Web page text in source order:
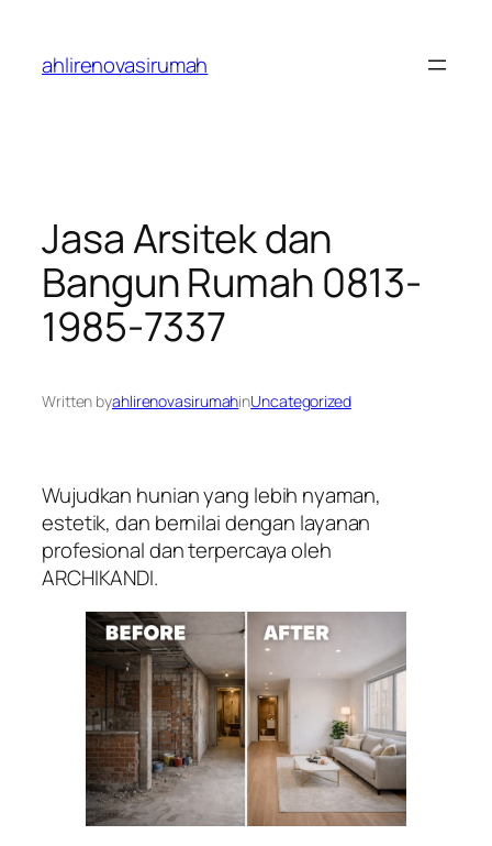
content
ahlirenovasirumah
Jasa Arsitek dan
Bangun Rumah 0813-
1985-7337
Written byahlirenovasirumahinUncategorized
Wujudkan hunian yang lebih nyaman,
estetik, dan bernilai dengan layanan
profesional dan terpercaya oleh
ARCHIKANDI.